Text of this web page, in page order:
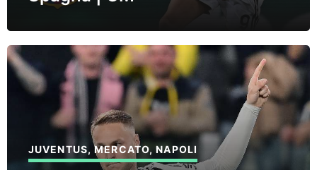
JUVENTUS,MERCATO,NAPOLI